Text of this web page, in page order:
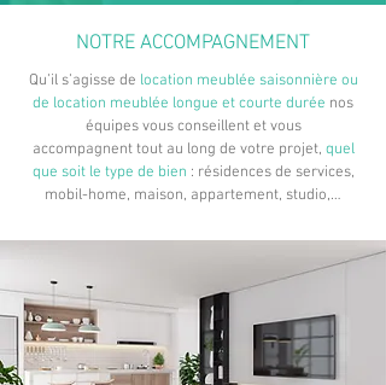
NOTRE ACCOMPAGNEMENT
Qu’il s’agisse de location meublée saisonnière ou
de location meublée longue et courte durée nos
équipes vous conseillent et vous
accompagnent tout au long de votre projet, quel
que soit le type de bien : résidences de services,
mobil-home, maison, appartement, studio,…